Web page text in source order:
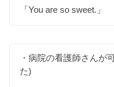
「You are so sweet.」
・病院の看護師さんが
た)